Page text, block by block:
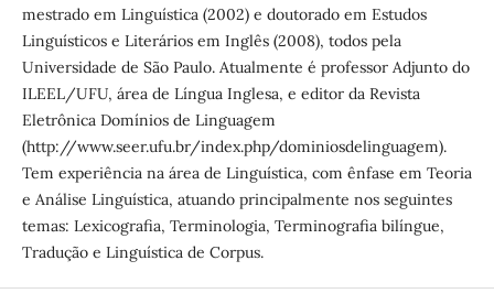
mestrado em Linguística (2002) e doutorado em Estudos
Linguísticos e Literários em Inglês (2008), todos pela
Universidade de São Paulo. Atualmente é professor Adjunto do
ILEEL/UFU, área de Língua Inglesa, e editor da Revista
Eletrônica Domínios de Linguagem
(http://www.seer.ufu.br/index.php/dominiosdelinguagem).
Tem experiência na área de Linguística, com ênfase em Teoria
e Análise Linguística, atuando principalmente nos seguintes
temas: Lexicografia, Terminologia, Terminografia bilíngue,
Tradução e Linguística de Corpus.